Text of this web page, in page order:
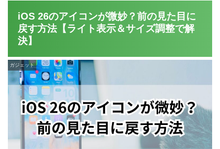
iOS 26のアイコンが微妙？前の見た目に
戻す方法【ライト表示＆サイズ調整で解
決】
ガジェット